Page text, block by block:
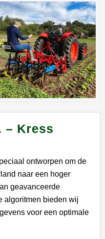
– Kress
ontworpen om de
naar een hoger
geavanceerde
algoritmen bieden wij
voor een optimale